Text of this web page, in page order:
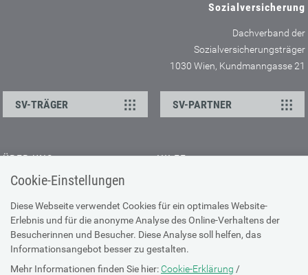
Cookie-Einstellungen
Diese Webseite verwendet Cookies für ein optimales Website-
Erlebnis und für die anonyme Analyse des Online-Verhaltens der
Besucherinnen und Besucher. Diese Analyse soll helfen, das
Informationsangebot besser zu gestalten.
Mehr Informationen finden Sie hier: Cookie-Erklärung /
Sozialversicherung
Dachverband der
Sozialversicherungsträger
1030 Wien, Kundmanngasse 21
SV-TRÄGER SV-PARTNER
ÜBER UNS
Kontakt
Offene Stellen
Presse
HILFE
Browser-Info & Sicherheit
Hilfe zur Suche
Technische Unterstützung